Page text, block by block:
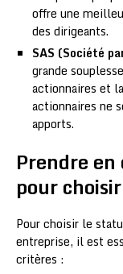
offre une
des dirigeants.
SAS (Société
grande
actionnaires et
actionnaires ne
apports.
Prendre
pour
Pour choisir le
entreprise, il est
critères :